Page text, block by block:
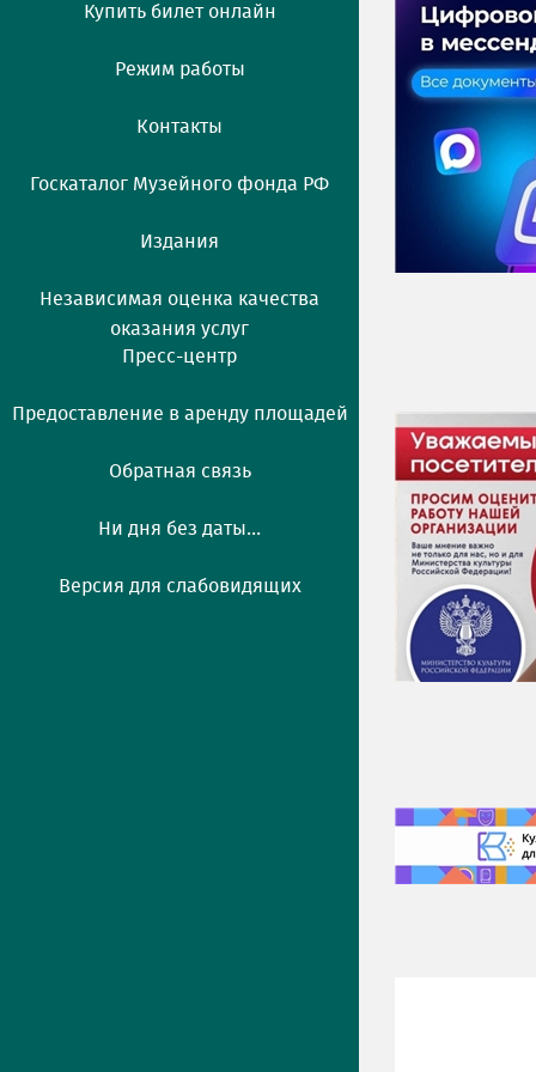
Купить билет онлайн
Режим работы
Контакты
Госкаталог Музейного фонда РФ
Издания
Независимая оценка качества
оказания услуг
Пресс-центр
Предоставление в аренду площадей
Обратная связь
Ни дня без даты...
Версия для слабовидящих